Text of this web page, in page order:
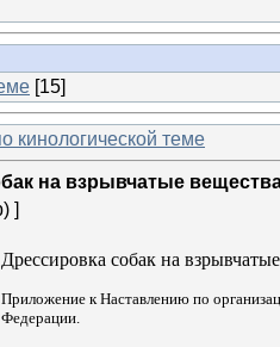
[15]
кинологической теме
на взрывчатые
]
Дрессировка собак на
Приложение к Наставлению по
Федерации.